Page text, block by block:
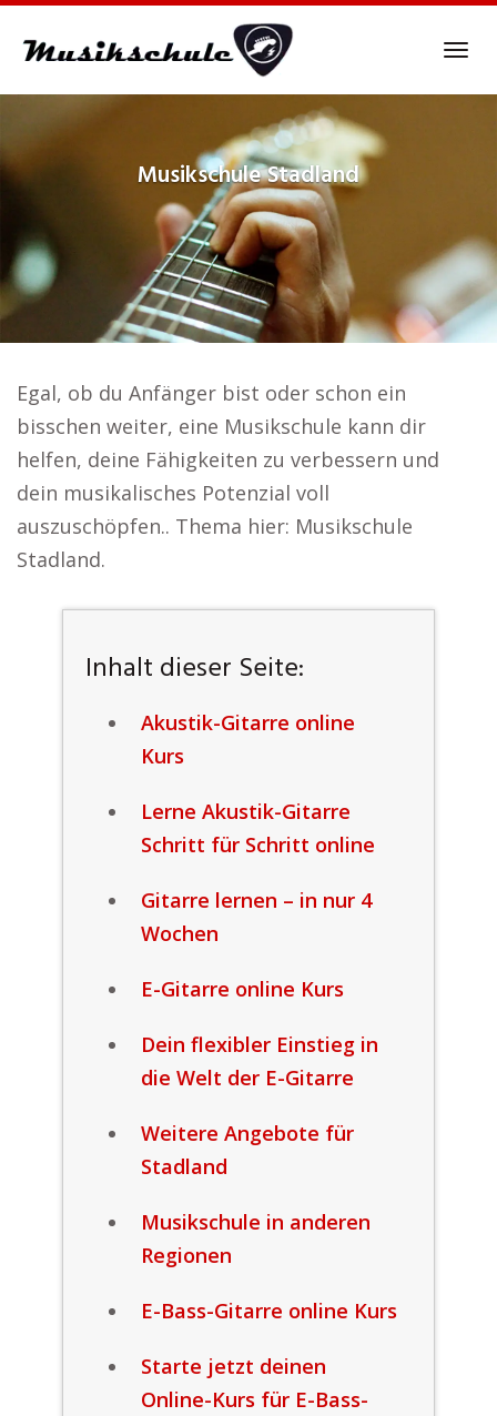
MusikschuleStadland
Egal, ob du Anfänger bist oder schon ein
bisschen weiter, eine Musikschule kann dir
helfen, deine Fähigkeiten zu verbessern und
dein musikalisches Potenzial voll
auszuschöpfen.. Thema hier: Musikschule
Stadland.
Inhalt dieser Seite:
Akustik-Gitarre online
Kurs
Lerne Akustik-Gitarre
Schritt für Schritt online
Gitarre lernen – in nur 4
Wochen
E-Gitarre online Kurs
Dein flexibler Einstieg in
die Welt der E-Gitarre
Weitere Angebote für
Stadland
Musikschule in anderen
Regionen
E-Bass-Gitarre online Kurs
Starte jetzt deinen
Online-Kurs für E-Bass-